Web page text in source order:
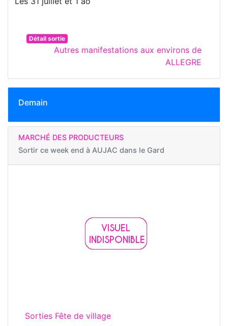
Détail sortie
Autres manifestations aux environs de
ALLEGRE
Demain
MARCHÉ DES PRODUCTEURS
Sortir ce week end à AUJAC dans le Gard
Sorties Fête de village